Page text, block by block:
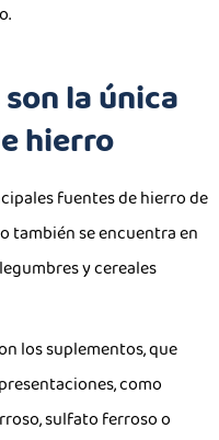
la única
hierro
fuentes de hierro de
también se encuentra en
y cereales
los suplementos, que
como
sulfato ferroso o